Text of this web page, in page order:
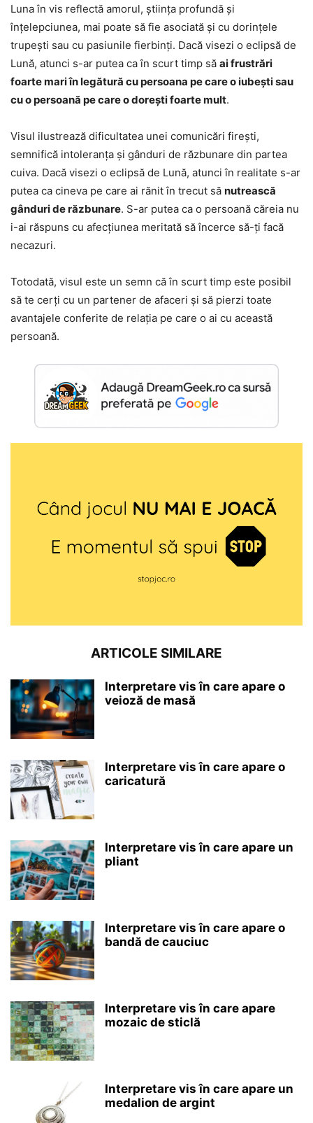
Luna în vis reflectă amorul, știința profundă și
înțelepciunea, mai poate să fie asociată și cu dorințele
trupești sau cu pasiunile fierbinți. Dacă visezi o eclipsă de
Lună, atunci s-ar putea ca în scurt timp să ai frustrări
foarte mari în legătură cu persoana pe care o iubești sau
cu o persoană pe care o dorești foarte mult.
Visul ilustrează dificultatea unei comunicări firești,
semnifică intoleranța și gânduri de răzbunare din partea
cuiva. Dacă visezi o eclipsă de Lună, atunci în realitate s-ar
putea ca cineva pe care ai rănit în trecut să nutrească
gânduri de răzbunare. S-ar putea ca o persoană căreia nu
i-ai răspuns cu afecțiunea meritată să încerce să-ți facă
necazuri.
Totodată, visul este un semn că în scurt timp este posibil
să te cerți cu un partener de afaceri și să pierzi toate
avantajele conferite de relația pe care o ai cu această
persoană.
ARTICOLE SIMILARE
Interpretare vis în care apare o
veioză de masă
Interpretare vis în care apare o
caricatură
Interpretare vis în care apare un
pliant
Interpretare vis în care apare o
bandă de cauciuc
Interpretare vis în care apare
mozaic de sticlă
Interpretare vis în care apare un
medalion de argint